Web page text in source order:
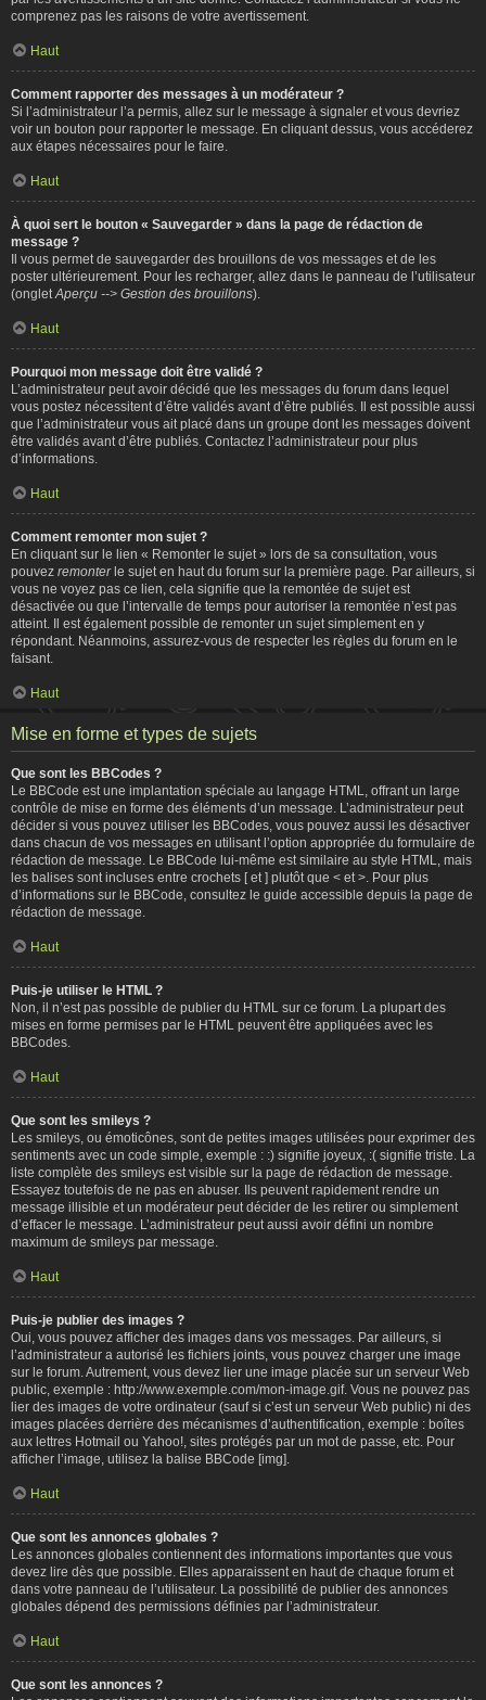
comprenez pas les raisons de votre avertissement.
Haut
Comment rapporter des messages à un modérateur ?
Si l’administrateur l’a permis, allez sur le message à signaler et vous devriez
voir un bouton pour rapporter le message. En cliquant dessus, vous accéderez
aux étapes nécessaires pour le faire.
Haut
À quoi sert le bouton « Sauvegarder » dans la page de rédaction de
message ?
Il vous permet de sauvegarder des brouillons de vos messages et de les
poster ultérieurement. Pour les recharger, allez dans le panneau de l’utilisateur
(onglet Aperçu --> Gestion des brouillons).
Haut
Pourquoi mon message doit être validé ?
L’administrateur peut avoir décidé que les messages du forum dans lequel
vous postez nécessitent d’être validés avant d’être publiés. Il est possible aussi
que l’administrateur vous ait placé dans un groupe dont les messages doivent
être validés avant d’être publiés. Contactez l’administrateur pour plus
d’informations.
Haut
Comment remonter mon sujet ?
En cliquant sur le lien « Remonter le sujet » lors de sa consultation, vous
pouvez remonterle sujet en haut du forum sur la première page. Par ailleurs, si
vous ne voyez pas ce lien, cela signifie que la remontée de sujet est
désactivée ou que l’intervalle de temps pour autoriser la remontée n’est pas
atteint. Il est également possible de remonter un sujet simplement en y
répondant. Néanmoins, assurez-vous de respecter les règles du forum en le
faisant.
Haut
Mise en forme et types de sujets
Que sont les BBCodes ?
Le BBCode est une implantation spéciale au langage HTML, offrant un large
contrôle de mise en forme des éléments d’un message. L’administrateur peut
décider si vous pouvez utiliser les BBCodes, vous pouvez aussi les désactiver
dans chacun de vos messages en utilisant l’option appropriée du formulaire de
rédaction de message. Le BBCode lui-même est similaire au style HTML, mais
les balises sont incluses entre crochets [ et ] plutôt que < et >. Pour plus
d’informations sur le BBCode, consultez le guide accessible depuis la page de
rédaction de message.
Haut
Puis-je utiliser le HTML ?
Non, il n’est pas possible de publier du HTML sur ce forum. La plupart des
mises en forme permises par le HTML peuvent être appliquées avec les
BBCodes.
Haut
Que sont les smileys ?
Les smileys, ou émoticônes, sont de petites images utilisées pour exprimer des
sentiments avec un code simple, exemple : :) signifie joyeux, :( signifie triste. La
liste complète des smileys est visible sur la page de rédaction de message.
Essayez toutefois de ne pas en abuser. Ils peuvent rapidement rendre un
message illisible et un modérateur peut décider de les retirer ou simplement
d’effacer le message. L’administrateur peut aussi avoir défini un nombre
maximum de smileys par message.
Haut
Puis-je publier des images ?
Oui, vous pouvez afficher des images dans vos messages. Par ailleurs, si
l’administrateur a autorisé les fichiers joints, vous pouvez charger une image
sur le forum. Autrement, vous devez lier une image placée sur un serveur Web
public, exemple : http://www.exemple.com/mon-image.gif. Vous ne pouvez pas
lier des images de votre ordinateur (sauf si c’est un serveur Web public) ni des
images placées derrière des mécanismes d’authentification, exemple : boîtes
aux lettres Hotmail ou Yahoo!, sites protégés par un mot de passe, etc. Pour
afficher l’image, utilisez la balise BBCode [img].
Haut
Que sont les annonces globales ?
Les annonces globales contiennent des informations importantes que vous
devez lire dès que possible. Elles apparaissent en haut de chaque forum et
dans votre panneau de l’utilisateur. La possibilité de publier des annonces
globales dépend des permissions définies par l’administrateur.
Haut
Que sont les annonces ?